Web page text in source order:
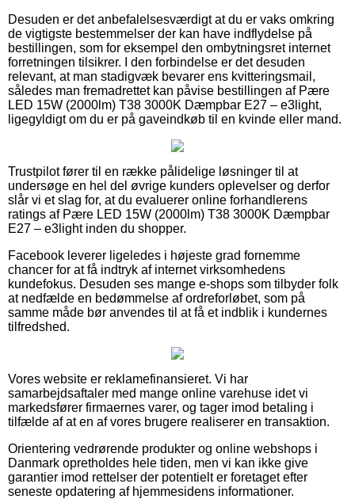
Desuden er det anbefalelsesværdigt at du er vaks omkring
de vigtigste bestemmelser der kan have indflydelse på
bestillingen, som for eksempel den ombytningsret internet
forretningen tilsikrer. I den forbindelse er det desuden
relevant, at man stadigvæk bevarer ens kvitteringsmail,
således man fremadrettet kan påvise bestillingen af Pære
LED 15W (2000lm) T38 3000K Dæmpbar E27 – e3light,
ligegyldigt om du er på gaveindkøb til en kvinde eller mand.
Trustpilot fører til en række pålidelige løsninger til at
undersøge en hel del øvrige kunders oplevelser og derfor
slår vi et slag for, at du evaluerer online forhandlerens
ratings af Pære LED 15W (2000lm) T38 3000K Dæmpbar
E27 – e3light inden du shopper.
Facebook leverer ligeledes i højeste grad fornemme
chancer for at få indtryk af internet virksomhedens
kundefokus. Desuden ses mange e-shops som tilbyder folk
at nedfælde en bedømmelse af ordreforløbet, som på
samme måde bør anvendes til at få et indblik i kundernes
tilfredshed.
Vores website er reklamefinansieret. Vi har
samarbejdsaftaler med mange online varehuse idet vi
markedsfører firmaernes varer, og tager imod betaling i
tilfælde af at en af vores brugere realiserer en transaktion.
Orientering vedrørende produkter og online webshops i
Danmark opretholdes hele tiden, men vi kan ikke give
garantier imod rettelser der potentielt er foretaget efter
seneste opdatering af hjemmesidens informationer.